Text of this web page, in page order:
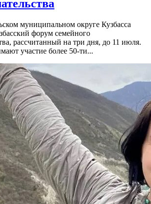
муниципальном округе Кузбасса
форум семейного
рассчитанный на три дня, до 11 июля.
участие более 50-ти...